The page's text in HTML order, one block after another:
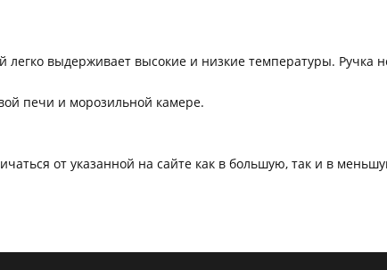
выдерживает высокие и низкие температуры. Ручка
печи и морозильной камере.
от указанной на сайте как в большую, так и в